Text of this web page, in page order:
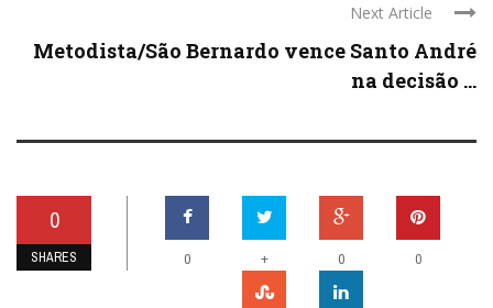
Next Article
Metodista/São Bernardo vence Santo André
na decisão ...
0
SHARES 0 + 0 0